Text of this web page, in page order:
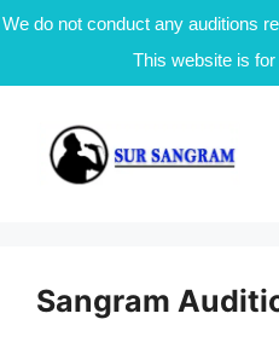
We do not conduct any auditions
This website is
content
Sangram